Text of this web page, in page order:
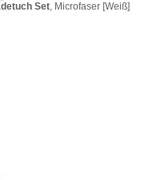
Set, Microfaser [Weiß]